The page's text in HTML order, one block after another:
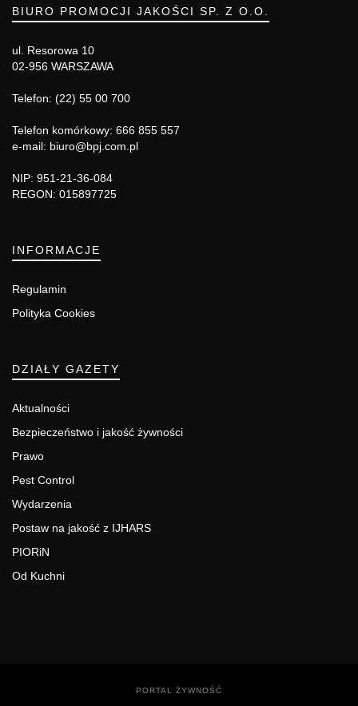
BIURO PROMOCJI JAKOŚCI SP. Z O.O.
ul. Resorowa 10
02-956 WARSZAWA
Telefon: (22) 55 00 700
Telefon komórkowy: 666 855 557
e-mail: biuro@bpj.com.pl
NIP: 951-21-36-084
REGON: 015897725
INFORMACJE
Regulamin
Polityka Cookies
DZIAŁY GAZETY
Aktualności
Bezpieczeństwo i jakość żywności
Prawo
Pest Control
Wydarzenia
Postaw na jakość z IJHARS
PIORiN
Od Kuchni
PORTAL ŻYWNOŚĆ